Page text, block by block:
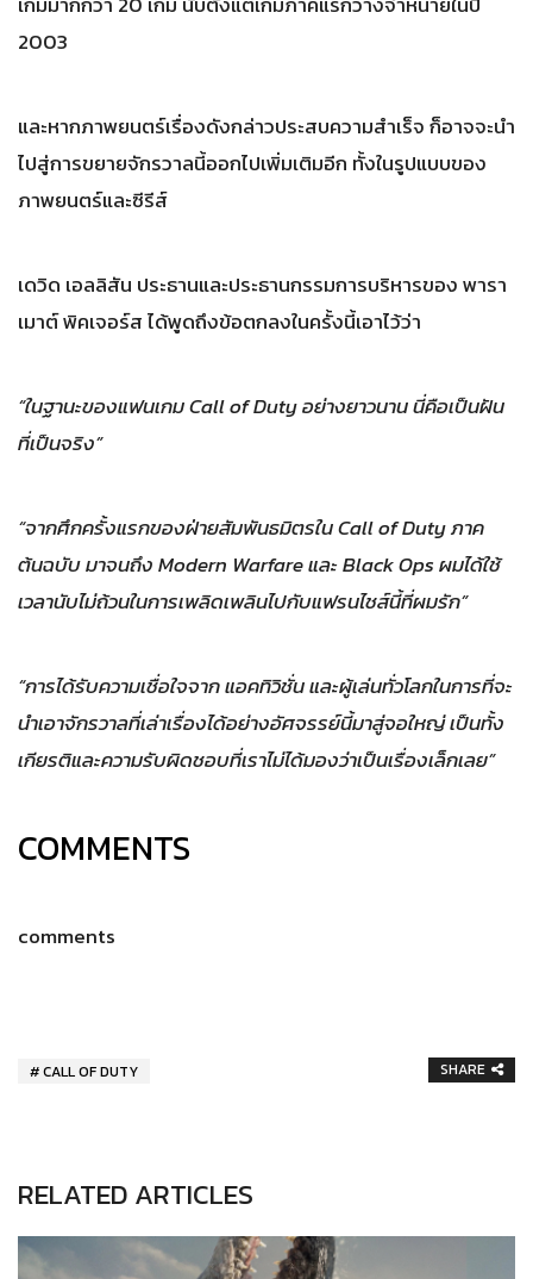
2003
และหากภาพยนตร์เรื่องดังกล่าวประสบความสำเร็จ ก็อาจจะนำ
ไปสู่การขยายจักรวาลนี้ออกไปเพิ่มเติมอีก ทั้งในรูปแบบของ
ภาพยนตร์และซีรีส์
เดวิด เอลลิสัน ประธานและประธานกรรมการบริหารของ พารา
เมาต์ พิคเจอร์ส ได้พูดถึงข้อตกลงในครั้งนี้เอาไว้ว่า
“ในฐานะของแฟนเกม Call of Duty อย่างยาวนาน นี่คือเป็นฝัน
ที่เป็นจริง”
“จากศึกครั้งแรกของฝ่ายสัมพันธมิตรใน Call of Duty ภาค
ต้นฉบับ มาจนถึง Modern Warfare และ Black Ops ผมได้ใช้
เวลานับไม่ถ้วนในการเพลิดเพลินไปกับแฟรนไชส์นี้ที่ผมรัก”
“การได้รับความเชื่อใจจาก แอคทิวิชั่น และผู้เล่นทั่วโลกในการที่จะ
นำเอาจักรวาลที่เล่าเรื่องได้อย่างอัศจรรย์นี้มาสู่จอใหญ่ เป็นทั้ง
เกียรติและความรับผิดชอบที่เราไม่ได้มองว่าเป็นเรื่องเล็กเลย”
COMMENTS
comments
CALL OF DUTY SHARE
RELATED ARTICLES